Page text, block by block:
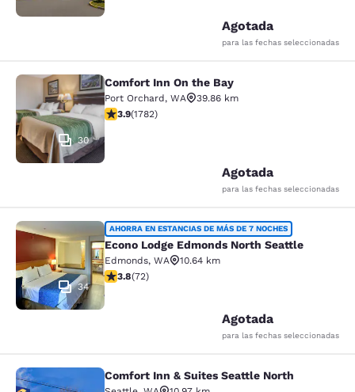
Agotada
para las fechas seleccionadas
Comfort Inn On the Bay
30
Comfort Inn On the Bay
Port Orchard, WA
39.86 km
Calificación de 3.94 estrellas. Bueno. 1782 reseñas
3.9(1782)
Agotada
para las fechas seleccionadas
Econo Lodge Edmonds North
34
AHORRA EN ESTANCIAS DE MÁS DE 7 NOCHES
Econo Lodge Edmonds North Seattle
Edmonds, WA
10.64 km
Calificación de 3.82 estrellas. Bueno. 72 reseñas
3.8(72)
Agotada
para las fechas seleccionadas
Comfort Inn & Suites Seattle North
Comfort Inn & Suites Seattle North